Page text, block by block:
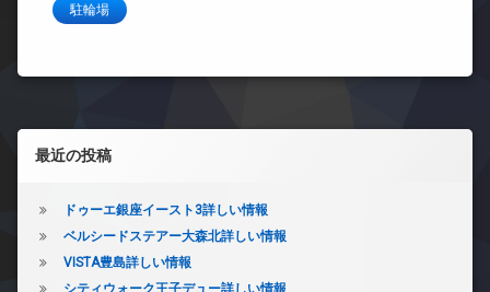
駐輪場
左サイドバー
最近の投稿
ドゥーエ銀座イースト3詳しい情報
ベルシードステアー大森北詳しい情報
VISTA豊島詳しい情報
シティウォーク王子デュー詳しい情報